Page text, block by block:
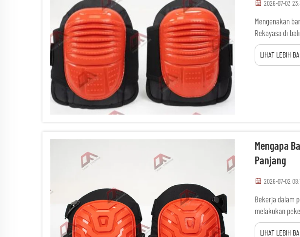
2026-07-03
Mengenakan
Rekayasa di
DAFAN
LIHAT LEBIH
Mengapa
Panjang
2026-07-02
Bekerja dalam
melakukan
bantalan lutut
LIHAT LEBIH